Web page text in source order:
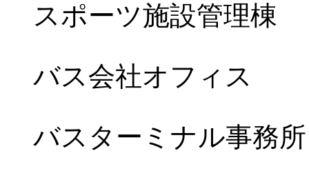
スポーツ施設管理棟
バス会社オフィス
バスターミナル事務所